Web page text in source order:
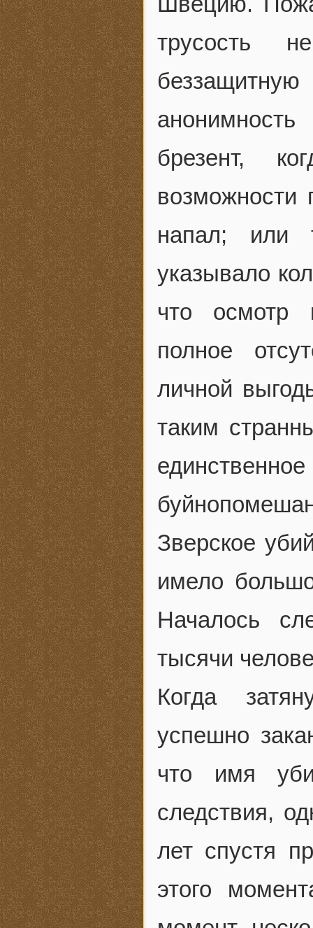
трусость
брезент,
возможности
напал; или
указывало
что осмотр
полное
личной
таким
Зверское
имело
Началось
тысячи
Когда
успешно
что имя
следствия,
лет спустя
этого